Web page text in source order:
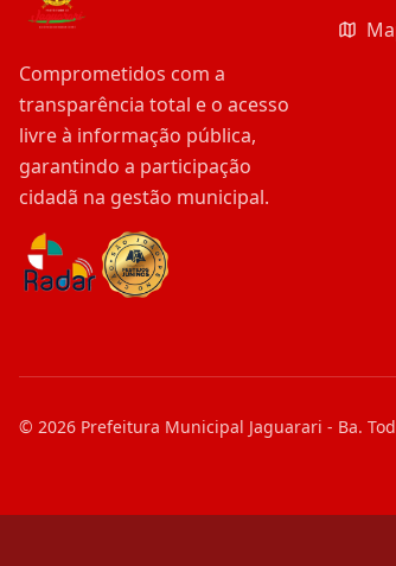
Comprometidos com a
transparência total e o acesso
livre à informação pública,
garantindo a participação
cidadã na gestão municipal.
© 2026 Prefeitura Municipal Jaguarari - Ba.